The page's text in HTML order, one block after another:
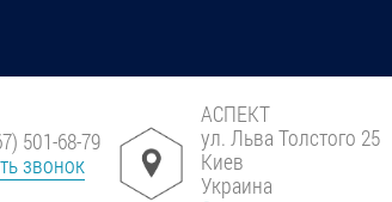
501-68-79
звонок
АСПЕКТ
ул. Льва Толстого 25
Киев
Украина